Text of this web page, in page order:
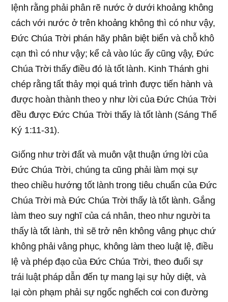
lệnh rằng phải phân rẽ nước ở dưới khoảng không
cách với nước ở trên khoảng không thì có như vậy,
Đức Chúa Trời phán hãy phân biệt biển và chỗ khô
cạn thì có như vậy; kể cả vào lúc ấy cũng vậy, Đức
Chúa Trời thấy điều đó là tốt lành. Kinh Thánh ghi
chép rằng tất thảy mọi quá trình được tiến hành và
được hoàn thành theo y như lời của Đức Chúa Trời
đều được Đức Chúa Trời thấy là tốt lành (Sáng Thế
Ký 1:11-31).
Giống như trời đất và muôn vật thuận ứng lời của
Đức Chúa Trời, chúng ta cũng phải làm mọi sự
theo chiều hướng tốt lành trong tiêu chuẩn của Đức
Chúa Trời mà Đức Chúa Trời thấy là tốt lành. Gắng
làm theo suy nghĩ của cá nhân, theo như người ta
thấy là tốt lành, thì sẽ trở nên không vâng phục chứ
không phải vâng phục, không làm theo luật lệ, điều
lệ và phép đạo của Đức Chúa Trời, theo đuổi sự
trái luật pháp dẫn đến tự mang lại sự hủy diệt, và
lại còn phạm phải sự ngốc nghếch coi con đường